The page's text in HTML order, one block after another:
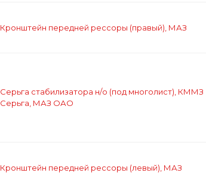
Кронштейн передней рессоры (правый), МАЗ
Серьга стабилизатора н/о (под многолист), КММЗ
Серьга, МАЗ ОАО
Кронштейн передней рессоры (левый), МАЗ